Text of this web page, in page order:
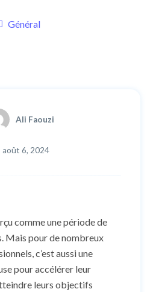
Général
Ali Faouzi
août 6, 2024
comme une période de
Mais pour de nombreux
c’est aussi une
pour accélérer leur
leurs objectifs